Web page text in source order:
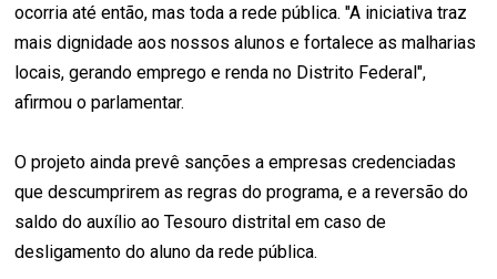
ocorria até então, mas toda a rede pública. "A iniciativa traz
mais dignidade aos nossos alunos e fortalece as malharias
locais, gerando emprego e renda no Distrito Federal",
afirmou o parlamentar.
O projeto ainda prevê sanções a empresas credenciadas
que descumprirem as regras do programa, e a reversão do
saldo do auxílio ao Tesouro distrital em caso de
desligamento do aluno da rede pública.